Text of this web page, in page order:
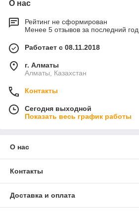
О нас
Рейтинг не сформирован
Менее 5 отзывов за последний год
Работает с 08.11.2018
г. Алматы
Алматы, Казахстан
Контакты
Сегодня выходной
Показать весь график работы
О нас
Контакты
Доставка и оплата